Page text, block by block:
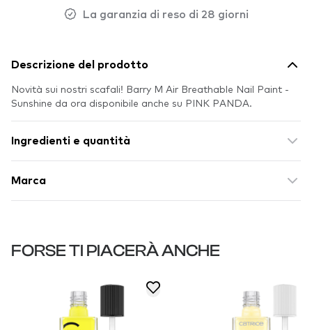
La garanzia di reso di 28 giorni
Descrizione del prodotto
Novità sui nostri scafali! Barry M Air Breathable Nail Paint -
Sunshine da ora disponibile anche su PINK PANDA.
Ingredienti e quantità
Marca
FORSE TI PIACERÀ ANCHE